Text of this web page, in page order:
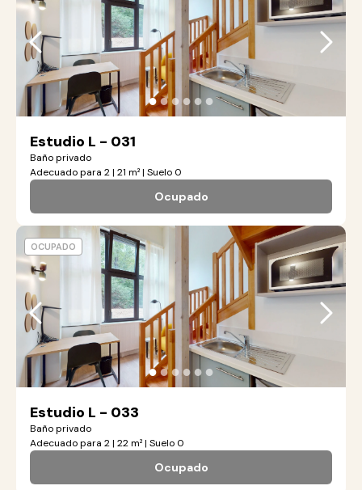
●●●●●●
Estudio L - 031
Baño privado
Adecuado para 2 | 21 m² | Suelo 0
Ocupado
●●●●●●
Estudio L - 033
Baño privado
Adecuado para 2 | 22 m² | Suelo 0
Ocupado
OCUPADO